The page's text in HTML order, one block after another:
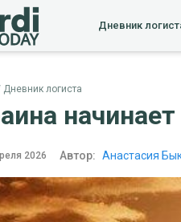
Дневник
Дневник логиста
2026 Автор: Анастасия